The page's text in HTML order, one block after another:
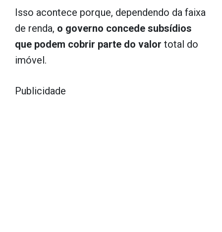
Isso acontece porque, dependendo da faixa
de renda, o governo concede subsídios
que podem cobrir parte do valor total do
imóvel.
Publicidade